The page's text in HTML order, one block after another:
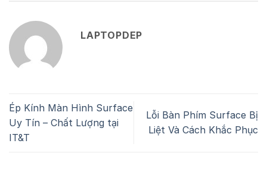
LAPTOPDEP
Ép Kính Màn Hình Surface
Uy Tín – Chất Lượng tại
IT&T
Lỗi Bàn Phím Surface Bị
Liệt Và Cách Khắc Phục